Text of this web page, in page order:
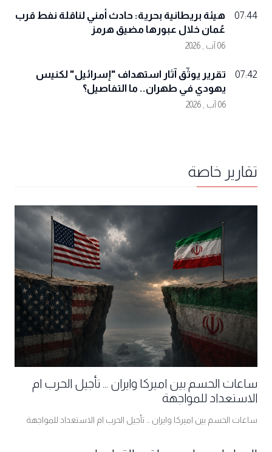
07:44
هيئة بريطانية بحرية: حادث أمني لناقلة نفط قرب
عُمان خلال عبورها مضيق هرمز
06 آب , 2026
07:42
تقرير يوثّق آثار استهداف "إسرائيل" لكنيس
يهودي في طهران.. ما التفاصيل؟
06 آب , 2026
تقارير خاصة
ساعات الحسم بين اميركا وايران ... تأجيل الحرب ام
الاستعداد للمواجهة
ساعات الحسم بين اميركا وايران ... تأجيل الحرب ام الاستعداد للمواجهة